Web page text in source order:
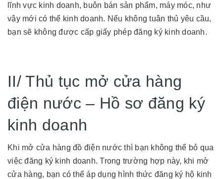
lĩnh vực kinh doanh, buôn bán sản phẩm, máy móc, như
vậy mới có thể kinh doanh. Nếu không tuân thủ yêu cầu,
bạn sẽ không được cấp giấy phép đăng ký kinh doanh.
II/ Thủ tục mở cửa hàng
điện nước – Hồ sơ đăng ký
kinh doanh
Khi mở cửa hàng đồ điện nước thì bạn không thể bỏ qua
việc đăng ký kinh doanh. Trong trường hợp này, khi mở
cửa hàng, bạn có thể áp dụng hình thức đăng ký hộ kinh